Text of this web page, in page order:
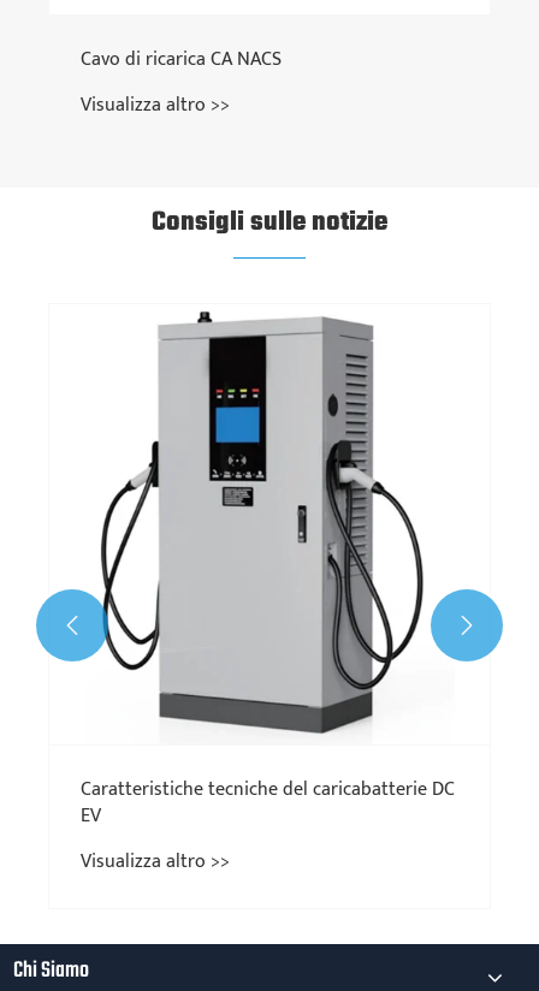
Consigli sulle notizie
In che modo una serratura elettronica
migliora i moderni sistemi di sicurezza?
Visualizza altro >>
 
Chi Siamo